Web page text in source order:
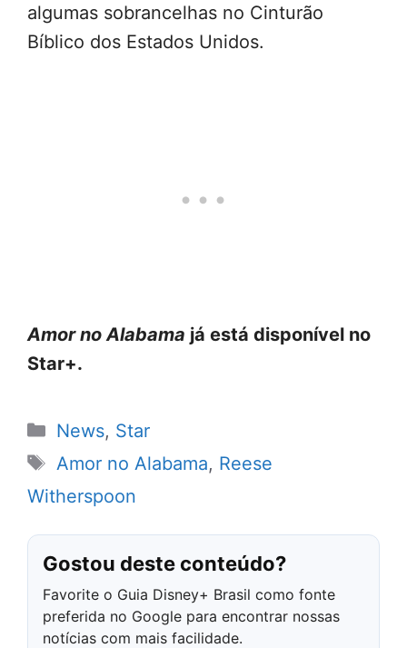
algumas sobrancelhas no Cinturão
Bíblico dos Estados Unidos.
Amor no Alabama já está disponível no
Star+.
Categorias
News, Star
Tags
Amor no Alabama, Reese
Witherspoon
Gostou deste conteúdo?
Favorite o Guia Disney+ Brasil como fonte
preferida no Google para encontrar nossas
notícias com mais facilidade.